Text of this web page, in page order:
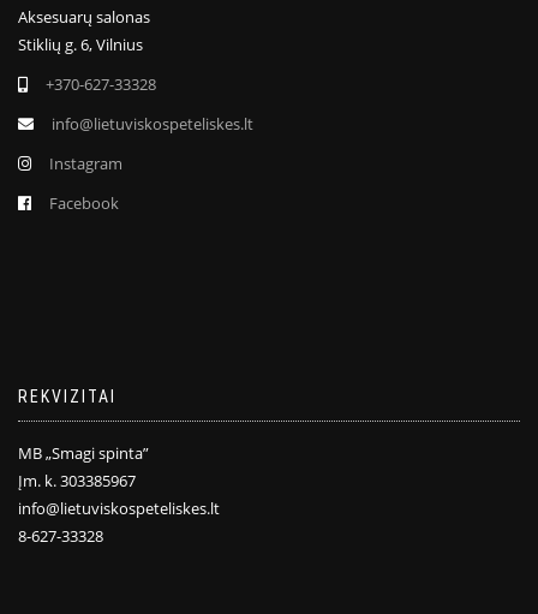
Aksesuarų salonas
Stiklių g. 6, Vilnius
+370-627-33328
info@lietuviskospeteliskes.lt
Instagram
Facebook
REKVIZITAI
MB „Smagi spinta”
Įm. k. 303385967
info@lietuviskospeteliskes.lt
8-627-33328